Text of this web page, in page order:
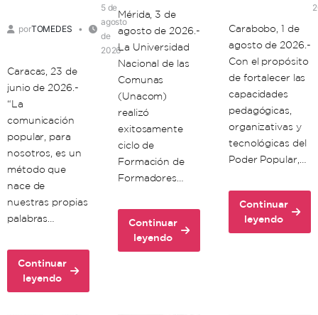
porTOMEDES
5 de
agosto
de
2026
Caracas, 23 de
junio de 2026.-
“La
comunicación
popular, para
nosotros, es un
método que
nace de
nuestras propias
palabras…
Continuar
leyendo
about
Comuna
Mérida, 3 de
agosto de 2026.-
La Universidad
Nacional de las
Comunas
(Unacom)
realizó
exitosamente
ciclo de
Formación de
Formadores…
Continuar
leyendo
about
Unacon
Carabobo, 1 de
agosto de 2026.-
Con el propósito
de fortalecer las
capacidades
pedagógicas,
organizativas y
tecnológicas del
Poder Popular,…
Continuar
leyendo
about
Unacom